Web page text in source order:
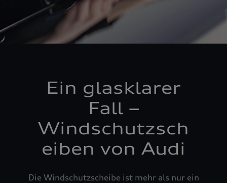
Ein glasklarer
Fall –
Windschutzsch
eiben von Audi
Die Windschutzscheibe ist mehr als nur ein